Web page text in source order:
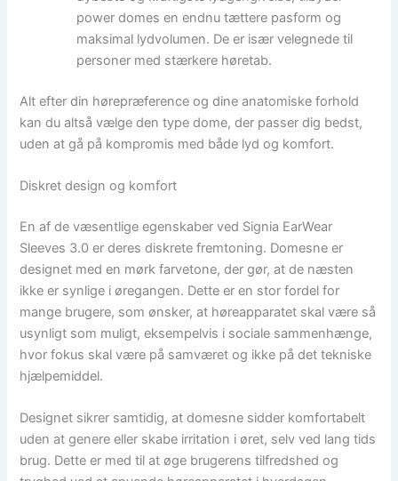
power domes en endnu tættere pasform og
maksimal lydvolumen. De er især velegnede til
personer med stærkere høretab.
Alt efter din hørepræference og dine anatomiske forhold
kan du altså vælge den type dome, der passer dig bedst,
uden at gå på kompromis med både lyd og komfort.
Diskret design og komfort
En af de væsentlige egenskaber ved Signia EarWear
Sleeves 3.0 er deres diskrete fremtoning. Domesne er
designet med en mørk farvetone, der gør, at de næsten
ikke er synlige i øregangen. Dette er en stor fordel for
mange brugere, som ønsker, at høreapparatet skal være så
usynligt som muligt, eksempelvis i sociale sammenhænge,
hvor fokus skal være på samværet og ikke på det tekniske
hjælpemiddel.
Designet sikrer samtidig, at domesne sidder komfortabelt
uden at genere eller skabe irritation i øret, selv ved lang tids
brug. Dette er med til at øge brugerens tilfredshed og